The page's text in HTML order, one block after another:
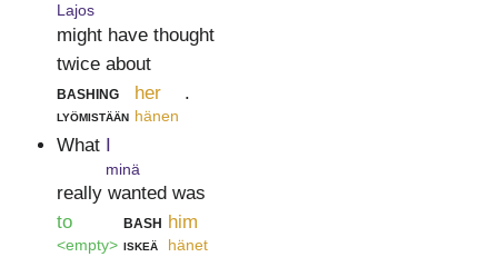
Lajos
might have thought
twice about
bashing
lyömistään
her
hänen
.
What
minä
really wanted was
to
<empty>
bash
iskeä
him
hänet